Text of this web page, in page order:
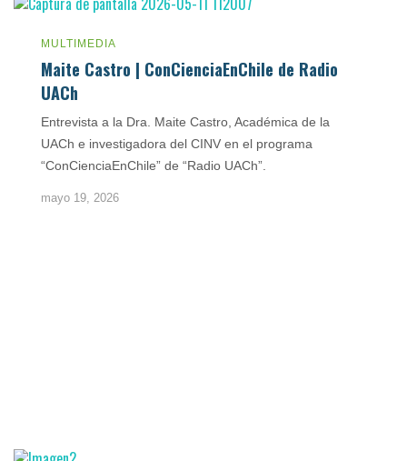
MULTIMEDIA
Maite Castro | ConCienciaEnChile de Radio
UACh
Entrevista a la Dra. Maite Castro, Académica de la
UACh e investigadora del CINV en el programa
“ConCienciaEnChile” de “Radio UACh”.
mayo 19, 2026